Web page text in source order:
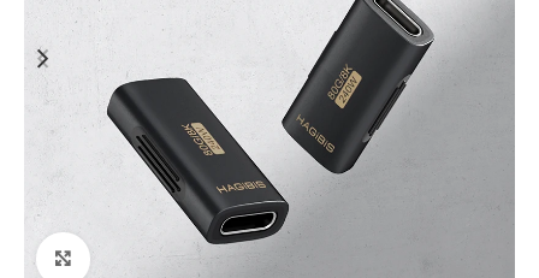
Click to enlarge